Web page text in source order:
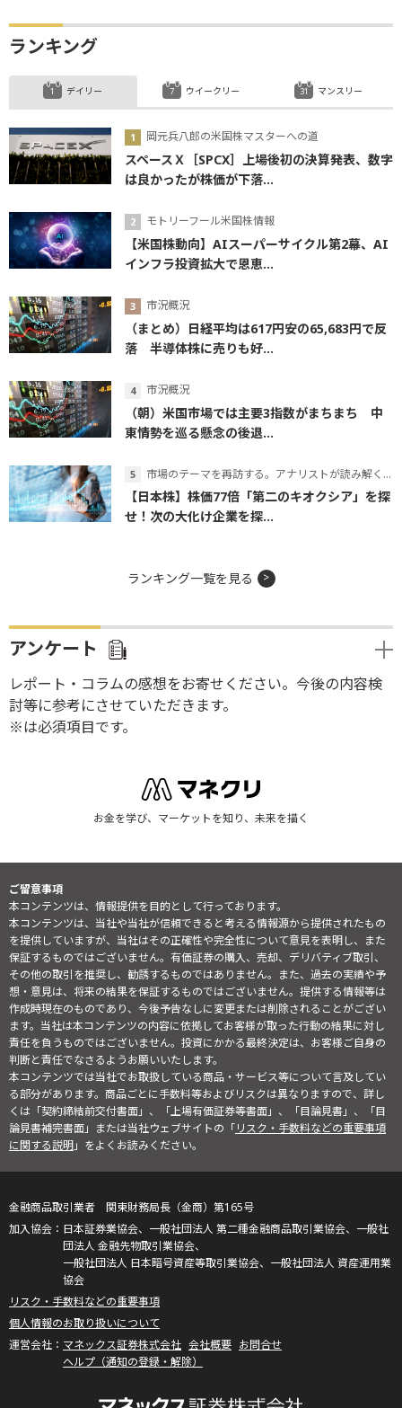
ランキング
デイリー
岡元兵八郎の米国株マスターへの道
スペースＸ［SPCX］上場後初の決算発表、数字
は良かったが株価が下落...
モトリーフール米国株情報
【米国株動向】AIスーパーサイクル第2幕、AI
インフラ投資拡大で恩恵...
市況概況
（まとめ）日経平均は617円安の65,683円で反
落 半導体株に売りも好...
市況概況
（朝）米国市場では主要3指数がまちまち 中
東情勢を巡る懸念の後退...
市場のテーマを再訪する。アナリストが読み解くテーマの本質
【日本株】株価77倍「第二のキオクシア」を探
せ！次の大化け企業を探...
ウイークリー マンスリー
ランキング一覧を見る
アンケート
レポート・コラムの感想をお寄せください。今後の内容検
討等に参考にさせていただきます。
※は必須項目です。
お金を学び、マーケットを知り、未来を描く
ご留意事項
本コンテンツは、情報提供を目的として行っております。
本コンテンツは、当社や当社が信頼できると考える情報源から提供されたもの
を提供していますが、当社はその正確性や完全性について意見を表明し、また
保証するものではございません。有価証券の購入、売却、デリバティブ取引、
その他の取引を推奨し、勧誘するものではありません。また、過去の実績や予
想・意見は、将来の結果を保証するものではございません。提供する情報等は
作成時現在のものであり、今後予告なしに変更または削除されることがござい
ます。当社は本コンテンツの内容に依拠してお客様が取った行動の結果に対し
責任を負うものではございません。投資にかかる最終決定は、お客様ご自身の
判断と責任でなさるようお願いいたします。
本コンテンツでは当社でお取扱している商品・サービス等について言及してい
る部分があります。商品ごとに手数料等およびリスクは異なりますので、詳し
くは「契約締結前交付書面」、「上場有価証券等書面」、「目論見書」、「目
論見書補完書面」または当社ウェブサイトの「リスク・手数料などの重要事項
に関する説明」をよくお読みください。
金融商品取引業者 関東財務局長（金商）第165号
日本証券業協会、一般社団法人 第二種金融商品取引業協会、一般社
団法人 金融先物取引業協会、
一般社団法人 日本暗号資産等取引業協会、一般社団法人 資産運用業
協会
リスク・手数料などの重要事項
個人情報のお取り扱いについて
マネックス証券株式会社 会社概要 お問合せ
ヘルプ（通知の登録・解除）